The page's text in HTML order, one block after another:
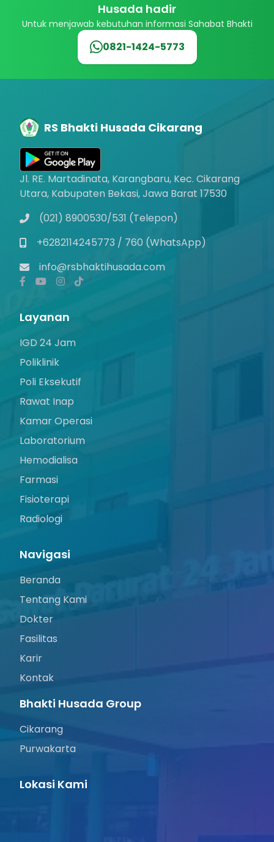
Husada hadir
Untuk menjawab kebutuhan informasi Sahabat Bhakti
0821-1424-5773
RS Bhakti Husada Cikarang
Jl. RE. Martadinata, Karangbaru, Kec. Cikarang
Utara, Kabupaten Bekasi, Jawa Barat 17530
(021) 8900530/531 (Telepon)
+6282114245773 / 760 (WhatsApp)
info@rsbhaktihusada.com
Layanan
IGD 24 Jam
Poliklinik
Poli Eksekutif
Rawat Inap
Kamar Operasi
Laboratorium
Hemodialisa
Farmasi
Fisioterapi
Radiologi
Navigasi
Beranda
Tentang Kami
Dokter
Fasilitas
Karir
Kontak
Bhakti Husada Group
Cikarang
Purwakarta
Lokasi Kami